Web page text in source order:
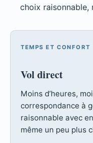
choix raisonnable,
TEMPS ET CONFORT
Vol direct
Moins d’heures,
correspondance à
raisonnable avec
même un peu plus